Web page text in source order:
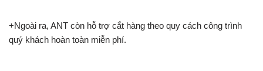
+Ngoài ra, ANT còn hỗ trợ cắt hàng theo quy cách công trình
quý khách hoàn toàn miễn phí.